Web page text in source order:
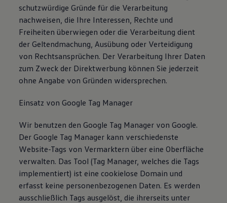
schutzwürdige Gründe für die Verarbeitung
nachweisen, die Ihre Interessen, Rechte und
Freiheiten überwiegen oder die Verarbeitung dient
der Geltendmachung, Ausübung oder Verteidigung
von Rechtsansprüchen. Der Verarbeitung Ihrer Daten
zum Zweck der Direktwerbung können Sie jederzeit
ohne Angabe von Gründen widersprechen.
Einsatz von Google Tag Manager
Wir benutzen den Google Tag Manager von Google.
Der Google Tag Manager kann verschiedenste
Website-Tags von Vermarktern über eine Oberfläche
verwalten. Das Tool (Tag Manager, welches die Tags
implementiert) ist eine cookielose Domain und
erfasst keine personenbezogenen Daten. Es werden
ausschließlich Tags ausgelöst, die ihrerseits unter